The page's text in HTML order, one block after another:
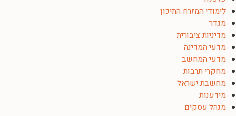
לימודי המזרח התיכון
מגדר
מדיניות ציבורית
מדעי המדינה
מדעי המחשב
מחקרי תרבות
מחשבת ישראל
מידענות
מנהל עסקים